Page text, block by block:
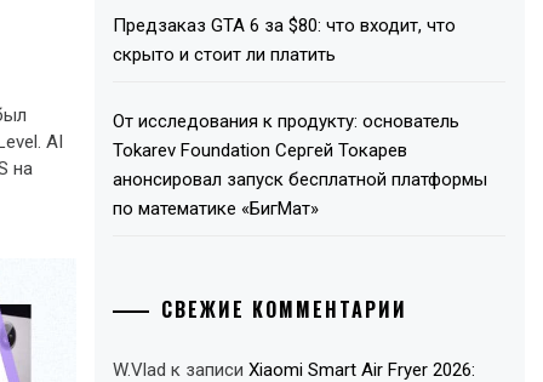
AI
на
Предзаказ GTA 6 за $80: что входит, что
скрыто и стоит ли платить
От исследования к продукту: основатель
Tokarev Foundation Сергей Токарев
анонсировал запуск бесплатной платформы
по математике «БигМат»
СВЕЖИЕ КОММЕНТАРИИ
W.Vlad к записиXiaomi Smart Air Fryer 2026: